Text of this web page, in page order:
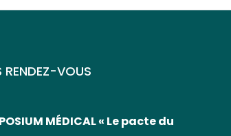
RENDEZ-VOUS
MÉDICAL « Le pacte du